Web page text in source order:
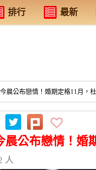
排行 最新
晨公布戀情！婚期定格11月，
晨公布戀情！婚
人